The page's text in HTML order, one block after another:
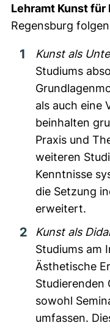
Lehramt Kunst
Regensburg
Kunst als
Studiums
als auch eine
beinhalten
Praxis und
weiteren
Kenntnisse
die Setzung
erweitert.
Kunst als
Studiums am
Ästhetische
Studierenden
sowohl
umfassen.